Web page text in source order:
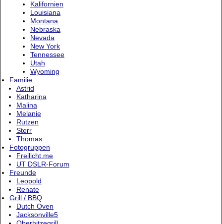
Kalifornien
Louisiana
Montana
Nebraska
Nevada
New York
Tennessee
Utah
Wyoming
Familie
Astrid
Katharina
Malina
Melanie
Rutzen
Sterr
Thomas
Fotogruppen
Freilicht.me
UT DSLR-Forum
Freunde
Leopold
Renate
Grill / BBQ
Dutch Oven
Jacksonville5